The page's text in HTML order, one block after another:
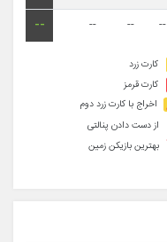
--
--
--
--
کارت زرد
کارت قرمز
اخراج با کارت زرد دوم
از دست دادن پنالتی
بهترین بازیکن زمین